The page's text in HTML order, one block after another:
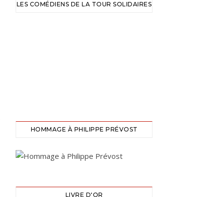
LES COMÉDIENS DE LA TOUR SOLIDAIRES
HOMMAGE À PHILIPPE PRÉVOST
LIVRE D'OR